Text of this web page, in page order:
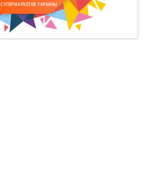
СУПЕРМАРКЕТОВ УКРАИНЫ